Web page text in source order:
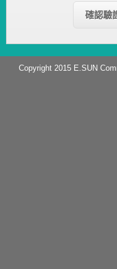
Copyright 2015 E.SUN